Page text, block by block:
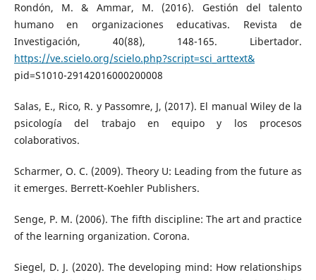
Rondón, M. & Ammar, M. (2016). Gestión del talento
humano en organizaciones educativas. Revista de
Investigación, 40(88), 148-165. Libertador.
https://ve.scielo.org/scielo.php?script=sci_arttext&
pid=S1010-29142016000200008
Salas, E., Rico, R. y Passomre, J, (2017). El manual Wiley de la
psicología del trabajo en equipo y los procesos
colaborativos.
Scharmer, O. C. (2009). Theory U: Leading from the future as
it emerges. Berrett-Koehler Publishers.
Senge, P. M. (2006). The fifth discipline: The art and practice
of the learning organization. Corona.
Siegel, D. J. (2020). The developing mind: How relationships